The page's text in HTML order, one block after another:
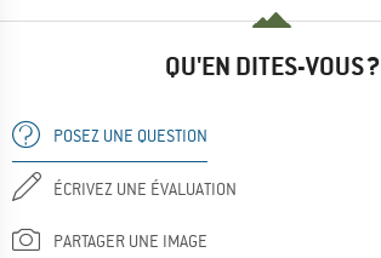
QU'EN DITES-VOUS ?
POSEZ UNE QUESTION
ÉCRIVEZ UNE ÉVALUATION
PARTAGER UNE IMAGE